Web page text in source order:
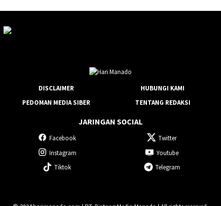
DISCLAIMER
HUBUNGI KAMI
PEDOMAN MEDIA SIBER
TENTANG REDAKSI
JARINGAN SOCIAL
Facebook
Twitter
Instagram
Youtube
Tiktok
Telegram